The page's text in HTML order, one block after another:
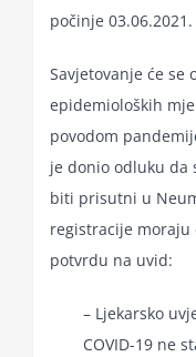
počinje
Savjetovanje će se
epidemioloških
povodom
je donio odluku da
biti prisutni u
registracije
potvrdu na uvid:
– Ljekarsko
COVID-19 ne